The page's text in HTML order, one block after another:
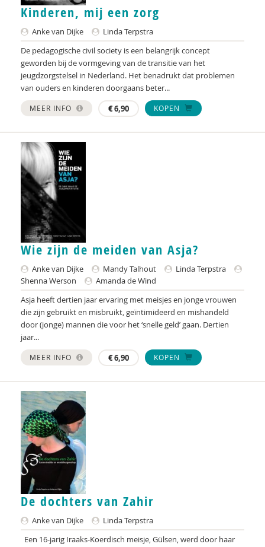
Kelly van den Heuvel
Evelyn Heynen
Andrè Hielkema
Willem Huijnk
Ellen Janssen
Niels van Kleef
Willem Koops
Ron van ’t Land
Bas Levering
Debbie Maas
Liselotte Maas
Monique Meulemans
Joy Moonen
Christa Nieuwboer
Fieke Pannebakker
Marieke van der Pers
Madelon Pieper
Roos Pijpers
Arend Jan Poelarends
Jeannette Pols
Marieke Rauhé-Bos
Gerrianne Rozema
Kinderen, mij een zorg
Anke van Dijke
Linda Terpstra
De pedagogische civil society is een belangrijk concept
geworden bij de vormgeving van de transitie van het
jeugdzorgstelsel in Nederland. Het benadrukt dat problemen
van ouders en kinderen doorgaans beter...
MEER INFO €6,90 KOPEN
Wie zijn de meiden van Asja?
Anke van Dijke Mandy Talhout
Linda Terpstra
Shenna Werson
Amanda de Wind
Asja heeft dertien jaar ervaring met meisjes en jonge vrouwen
die zijn gebruikt en misbruikt, geïntimideerd en mishandeld
door (jonge) mannen die voor het ‘snelle geld’ gaan. Dertien
jaar...
MEER INFO €6,90 KOPEN
De dochters van Zahir
Anke van Dijke
Linda Terpstra
Een 16-jarig Iraaks-Koerdisch meisje, Gülsen, werd door haar